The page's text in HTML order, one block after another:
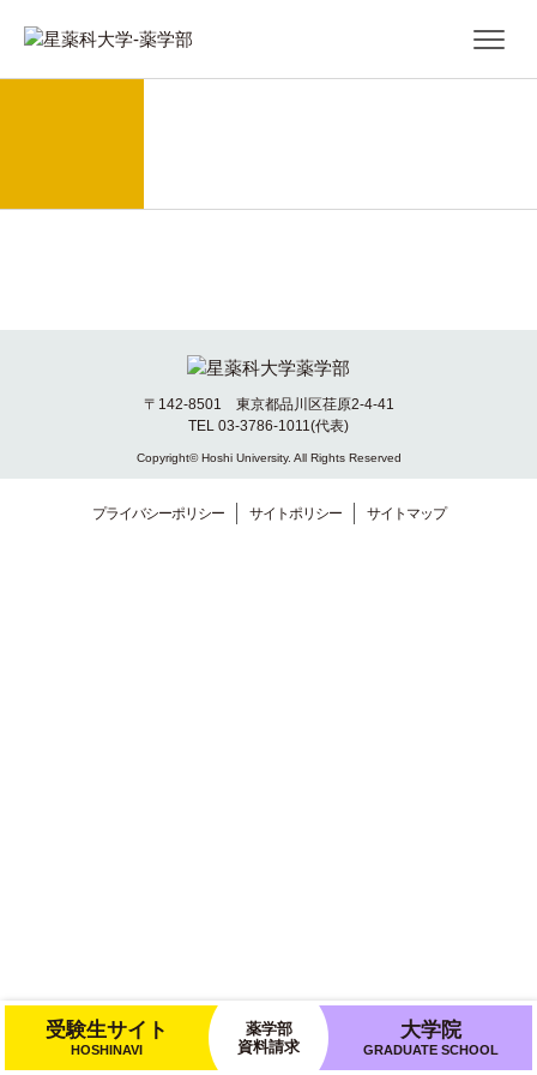
〒142-8501 東京都品川区荏原2-4-41
TEL 03-3786-1011(代表)
Copyright© Hoshi University. All Rights Reserved
プライバシーポリシー サイトポリシー サイトマップ
受験生サイト
HOSHINAVI
薬学部
資料請求
大学院
GRADUATE SCHOOL